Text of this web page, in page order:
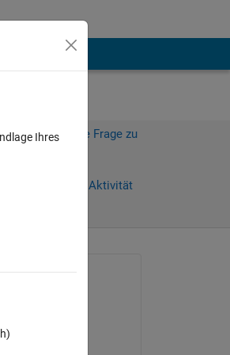
an, um diese Frage zu
Anmelden, um Aktivität
Breton
Ihres